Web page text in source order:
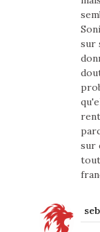
sur
sur